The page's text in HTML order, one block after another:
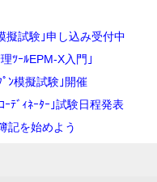
擬試験｣申し込み受付中
ﾂｰﾙEPM-X入門｣
ﾝ模擬試験｣開催
ﾃﾞｨﾈｰﾀｰ｣試験日程発表
記を始めよう